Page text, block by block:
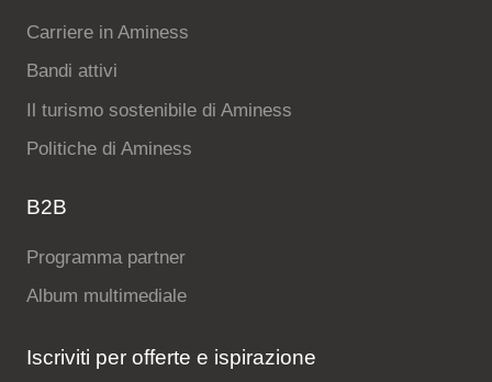
Carriere in Aminess
Bandi attivi
Il turismo sostenibile di Aminess
Politiche di Aminess
B2B
Programma partner
Album multimediale
Iscriviti per offerte e ispirazione